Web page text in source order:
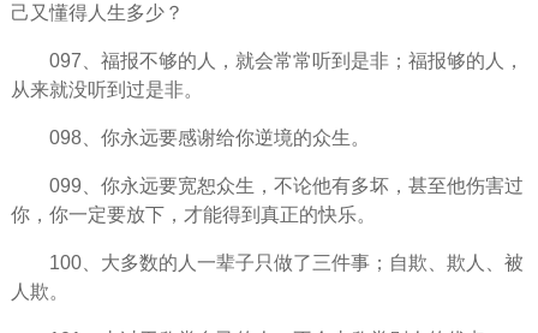
己又懂得人生多少？
097、福报不够的人，就会常常听到是非；福报够的人，
从来就没听到过是非。
098、你永远要感谢给你逆境的众生。
099、你永远要宽恕众生，不论他有多坏，甚至他伤害过
你，你一定要放下，才能得到真正的快乐。
100、大多数的人一辈子只做了三件事；自欺、欺人、被
人欺。